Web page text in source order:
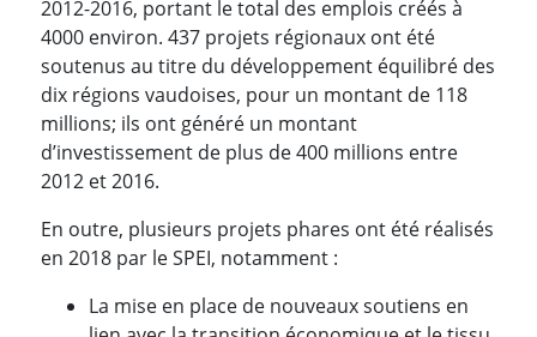
2012-2016, portant le total des emplois créés à
4000 environ. 437 projets régionaux ont été
soutenus au titre du développement équilibré des
dix régions vaudoises, pour un montant de 118
millions; ils ont généré un montant
d’investissement de plus de 400 millions entre
2012 et 2016.
En outre, plusieurs projets phares ont été réalisés
en 2018 par le SPEI, notamment :
La mise en place de nouveaux soutiens en